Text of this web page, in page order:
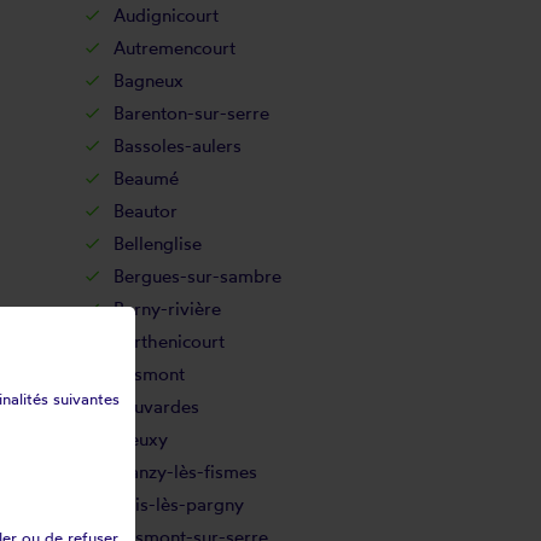
Audignicourt
Autremencourt
Bagneux
Barenton-sur-serre
Bassoles-aulers
Beaumé
Beautor
Bellenglise
Bergues-sur-sambre
Berny-rivière
Berthenicourt
Besmont
Beuvardes
Bieuxy
Blanzy-lès-fismes
Bois-lès-pargny
suivantes